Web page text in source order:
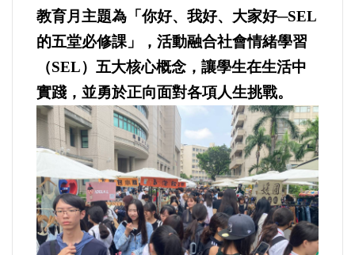
教育月主題為「你好、我好、大家好─SEL
的五堂必修課」，活動融合社會情緒學習
（SEL）五大核心概念，讓學生在生活中
實踐，並勇於正向面對各項人生挑戰。